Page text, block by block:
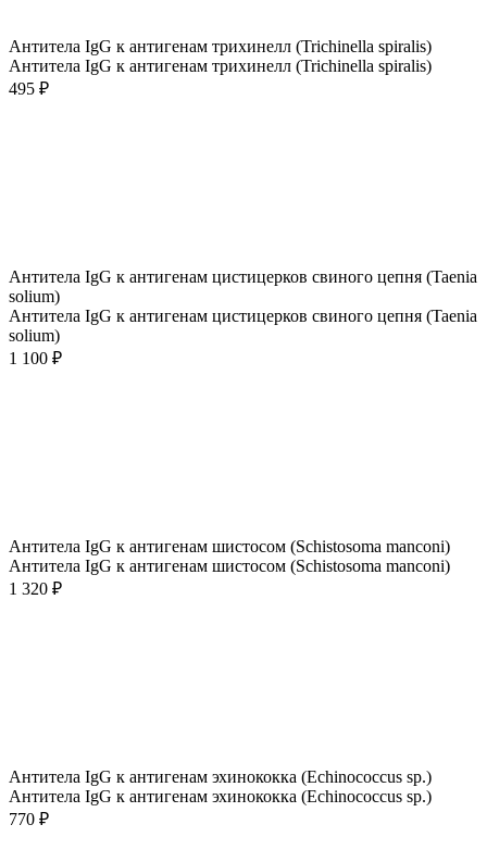
Антитела IgG к антигенам трихинелл (Trichinella spiralis)
Антитела IgG к антигенам трихинелл (Trichinella spiralis)
495 ₽
Антитела IgG к антигенам цистицерков свиного цепня (Taenia
solium)
Антитела IgG к антигенам цистицерков свиного цепня (Taenia
solium)
1 100 ₽
Антитела IgG к антигенам шистосом (Schistosoma manconi)
Антитела IgG к антигенам шистосом (Schistosoma manconi)
1 320 ₽
Антитела IgG к антигенам эхинококка (Echinococcus sp.)
Антитела IgG к антигенам эхинококка (Echinococcus sp.)
770 ₽